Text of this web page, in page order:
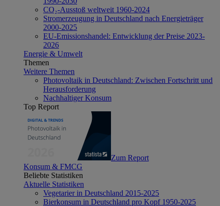
CO₂-Ausstoß weltweit 1960-2024
Stromerzeugung in Deutschland nach Energieträger
2000-2025
EU-Emissionshandel: Entwicklung der Preise 2023-
2026
Energie & Umwelt
Themen
Weitere Themen
Photovoltaik in Deutschland: Zwischen Fortschritt und
Herausforderung
Nachhaltiger Konsum
Top Report
Zum Report
Konsum & FMCG
Beliebte Statistiken
Aktuelle Statistiken
Vegetarier in Deutschland 2015-2025
Bierkonsum in Deutschland pro Kopf 1950-2025